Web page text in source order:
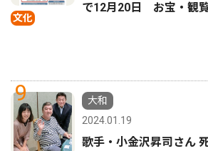
文化
で12月20日 お宝・観
9
大和
2024.01.19
歌手・小金沢昇司さん